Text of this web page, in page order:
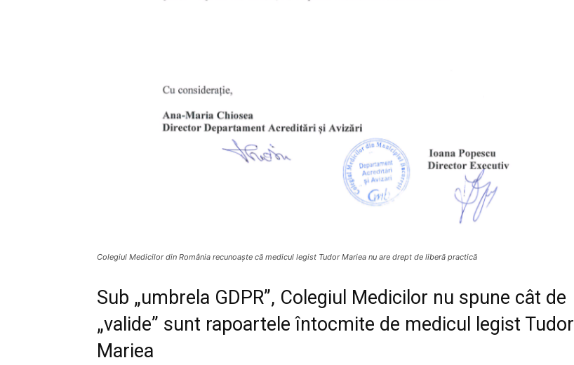
Colegiul Medicilor din România recunoaște că medicul legist Tudor Mariea nu are drept de liberă practică
Sub „umbrela GDPR”, Colegiul Medicilor nu spune cât de
„valide” sunt rapoartele întocmite de medicul legist Tudor
Mariea